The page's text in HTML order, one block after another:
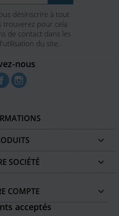
désinscrire à tout
trouverez pour cela
de contact dans les
du site.
nous
Facebook

SOCIÉTÉ 
COMPTE

acceptés